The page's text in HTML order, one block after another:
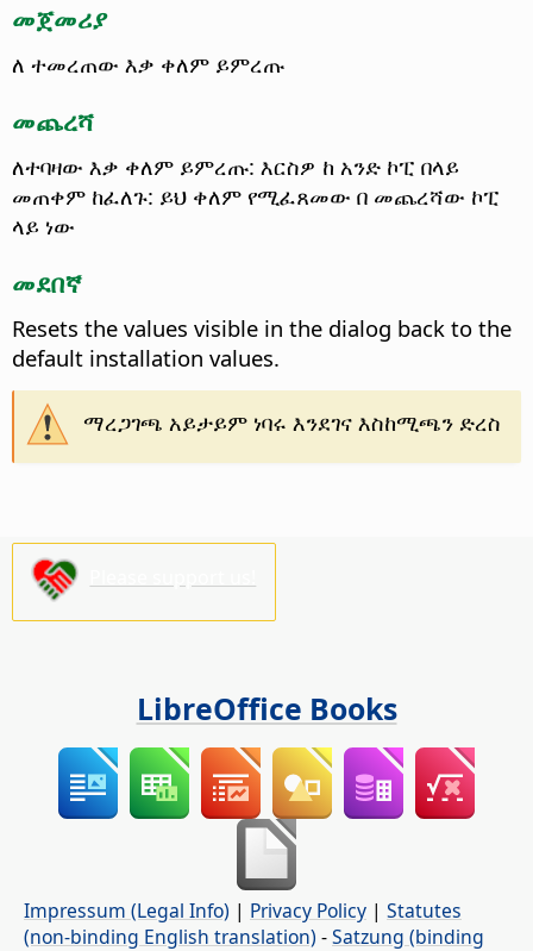
መጀመሪያ
ለ ተመረጠው እቃ ቀለም ይምረጡ
መጨረሻ
ለተባዛው እቃ ቀለም ይምረጡ: እርስዎ ከ አንድ ኮፒ በላይ
መጠቀም ከፈለጉ: ይህ ቀለም የሚፈጸመው በ መጨረሻው ኮፒ
ላይ ነው
መደበኛ
Resets the values visible in the dialog back to the
default installation values.
ማረጋገጫ አይታይም ነባሩ እንደገና እስከሚጫን ድረስ
LibreOffice Books
Impressum (Legal Info) | Privacy Policy | Statutes
(non-binding English translation) -Satzung (binding